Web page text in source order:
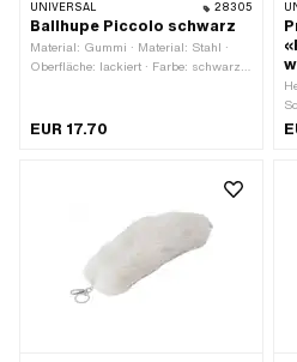
UNIVERSAL 28305
Ballhupe Piccolo schwarz
Material: Gummi · Material: Stahl ·
Oberfläche: lackiert · Farbe: schwarz ·
EUR 17.70